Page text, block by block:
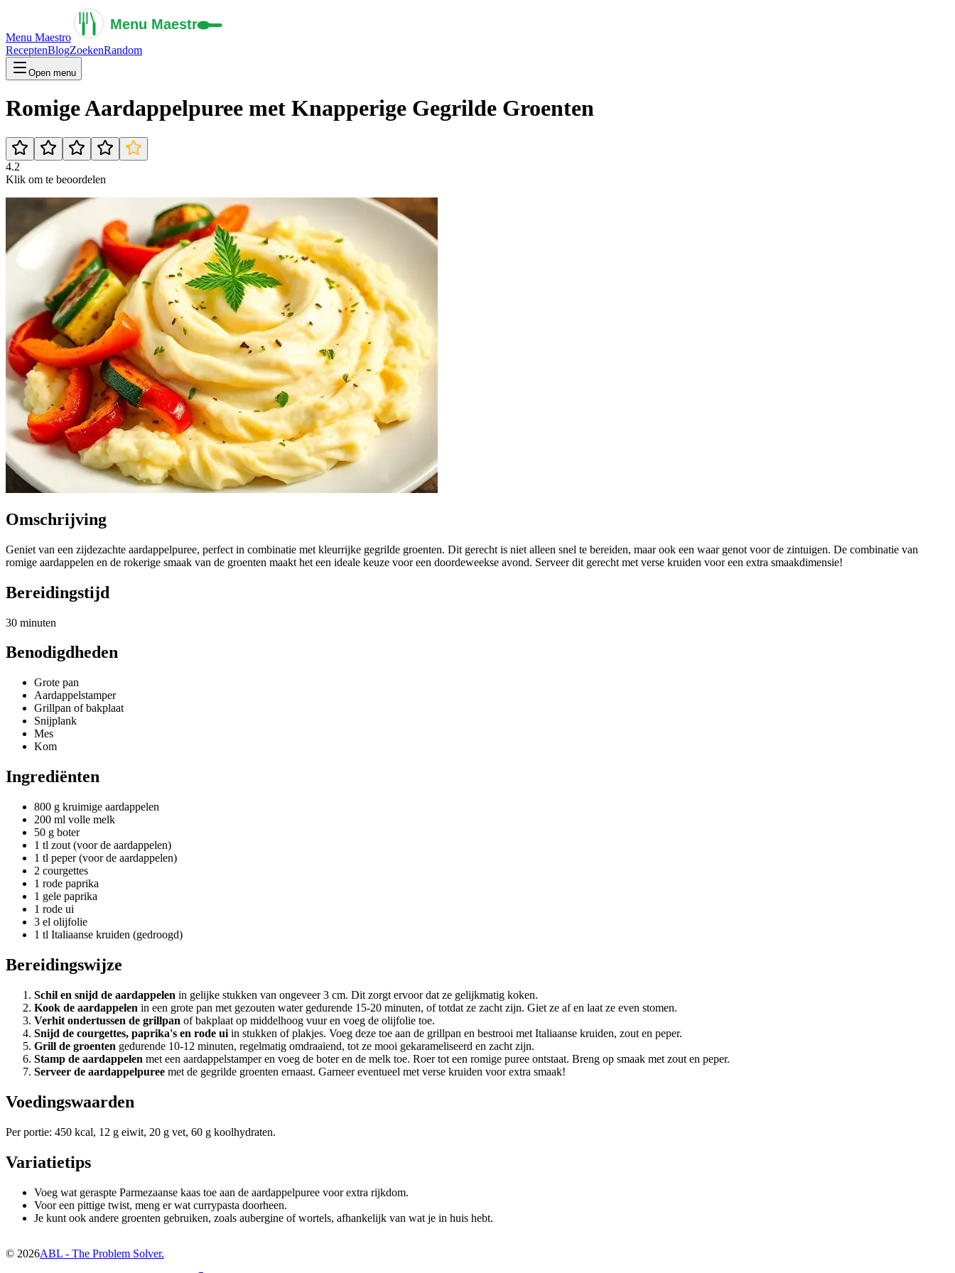
Menu Maestro
ReceptenBlogZoekenRandom
Open menu
Romige Aardappelpuree met Knapperige Gegrilde Groenten
4.2
Klik om te beoordelen
Omschrijving
Geniet van een zijdezachte aardappelpuree, perfect in combinatie met kleurrijke gegrilde groenten. Dit gerecht is niet alleen snel te bereiden, maar ook een waar genot voor de zintuigen. De combinatie van
romige aardappelen en de rokerige smaak van de groenten maakt het een ideale keuze voor een doordeweekse avond. Serveer dit gerecht met verse kruiden voor een extra smaakdimensie!
Bereidingstijd
30 minuten
Benodigdheden
Grote pan
Aardappelstamper
Grillpan of bakplaat
Snijplank
Mes
Kom
Ingrediënten
800 g kruimige aardappelen
200 ml volle melk
50 g boter
1 tl zout (voor de aardappelen)
1 tl peper (voor de aardappelen)
2 courgettes
1 rode paprika
1 gele paprika
1 rode ui
3 el olijfolie
1 tl Italiaanse kruiden (gedroogd)
Bereidingswijze
Schil en snijd de aardappelen in gelijke stukken van ongeveer 3 cm. Dit zorgt ervoor dat ze gelijkmatig koken.
Kook de aardappelen in een grote pan met gezouten water gedurende 15-20 minuten, of totdat ze zacht zijn. Giet ze af en laat ze even stomen.
Verhit ondertussen de grillpan of bakplaat op middelhoog vuur en voeg de olijfolie toe.
Snijd de courgettes, paprika's en rode ui in stukken of plakjes. Voeg deze toe aan de grillpan en bestrooi met Italiaanse kruiden, zout en peper.
Grill de groenten gedurende 10-12 minuten, regelmatig omdraaiend, tot ze mooi gekarameliseerd en zacht zijn.
Stamp de aardappelen met een aardappelstamper en voeg de boter en de melk toe. Roer tot een romige puree ontstaat. Breng op smaak met zout en peper.
Serveer de aardappelpuree met de gegrilde groenten ernaast. Garneer eventueel met verse kruiden voor extra smaak!
Voedingswaarden
Per portie: 450 kcal, 12 g eiwit, 20 g vet, 60 g koolhydraten.
Variatietips
Voeg wat geraspte Parmezaanse kaas toe aan de aardappelpuree voor extra rijkdom.
Voor een pittige twist, meng er wat currypasta doorheen.
Je kunt ook andere groenten gebruiken, zoals aubergine of wortels, afhankelijk van wat je in huis hebt.
© 2026ABL - The Problem Solver.